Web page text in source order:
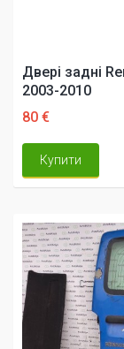
Двері задні
2003-2010
80 €
Купити